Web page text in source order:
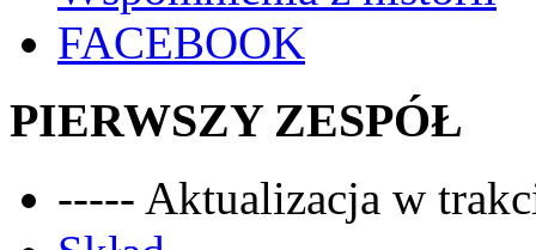
FACEBOOK
PIERWSZY ZESPÓŁ
----- Aktualizacja w